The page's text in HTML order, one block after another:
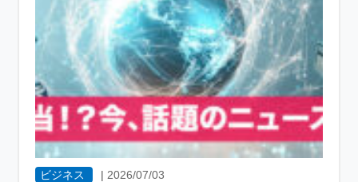
ビジネス | 2026/07/03